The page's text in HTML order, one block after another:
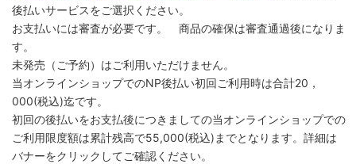
後払いサービスをご選択ください。
お支払いには審査が必要です。 商品の確保は審査通過後になりま
す。
未発売（ご予約）はご利用いただけません。
当オンラインショップでのNP後払い初回ご利用時は合計20，
000(税込)迄です。
初回の後払いをお支払後につきましての当オンラインショップでの
ご利用限度額は累計残高で55,000(税込)までとなります。詳細は
バナーをクリックしてご確認ください。